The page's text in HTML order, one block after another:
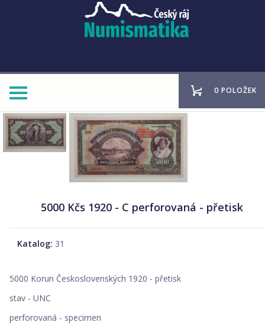
0 POLOŽEK
5000 Kčs 1920 - C perforovaná - přetisk
Katalog: 31
5000 Korun Československých 1920 - přetisk
stav - UNC
perforovaná - specimen